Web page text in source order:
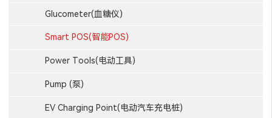
Glucometer(血糖仪)
Smart POS(智能POS)
Power Tools(电动工具)
Pump (泵)
EV Charging Point(电动汽车充电桩)